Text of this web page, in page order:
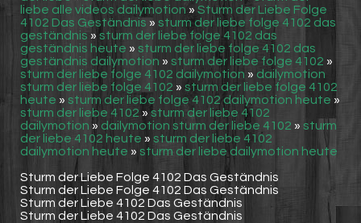
liebe alle videos dailymotion » Sturm der Liebe Folge
4102 Das Geständnis » sturm der liebe folge 4102 das
geständnis » sturm der liebe folge 4102 das
geständnis heute » sturm der liebe folge 4102 das
geständnis dailymotion » sturm der liebe folge 4102 »
sturm der liebe folge 4102 dailymotion » dailymotion
sturm der liebe folge 4102 » sturm der liebe folge 4102
heute » sturm der liebe folge 4102 dailymotion heute »
sturm der liebe 4102 » sturm der liebe 4102
dailymotion » dailymotion sturm der liebe 4102 » sturm
der liebe 4102 heute » sturm der liebe 4102
dailymotion heute » sturm der liebe dailymotion heute
Sturm der Liebe Folge 4102 Das Geständnis
Sturm der Liebe Folge 4102 Das Geständnis
Sturm der Liebe 4102 Das Geständnis
Sturm der Liebe 4102 Das Geständnis